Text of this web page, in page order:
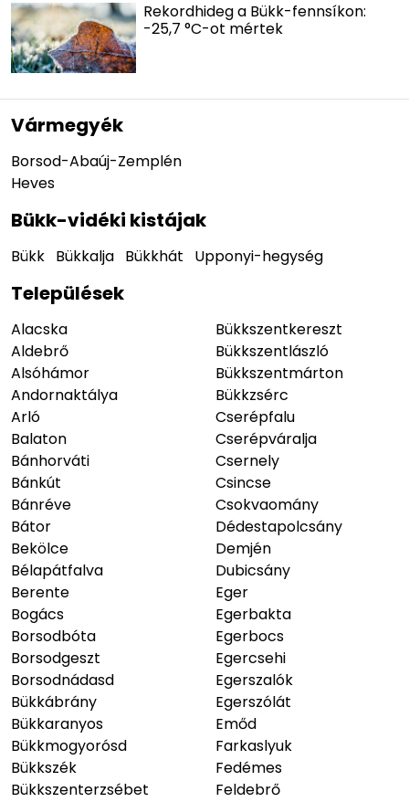
Rekordhideg a Bükk-fennsíkon:
-25,7 °C-ot mértek
Vármegyék
Borsod-Abaúj-Zemplén
Heves
Bükk-vidéki kistájak
Bükk Bükkalja Bükkhát Upponyi-hegység
Települések
Alacska
Aldebrő
Alsóhámor
Andornaktálya
Arló
Balaton
Bánhorváti
Bánkút
Bánréve
Bátor
Bekölce
Bélapátfalva
Berente
Bogács
Borsodbóta
Borsodgeszt
Borsodnádasd
Bükkábrány
Bükkaranyos
Bükkmogyorósd
Bükkszék
Bükkszenterzsébet
Bükkszentkereszt
Bükkszentlászló
Bükkszentmárton
Bükkzsérc
Cserépfalu
Cserépváralja
Csernely
Csincse
Csokvaomány
Dédestapolcsány
Demjén
Dubicsány
Eger
Egerbakta
Egerbocs
Egercsehi
Egerszalók
Egerszólát
Emőd
Farkaslyuk
Fedémes
Feldebrő